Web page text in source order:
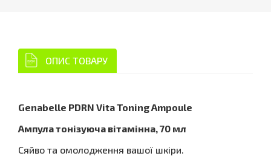
ОПИС ТОВАРУ
Genabelle PDRN Vita Toning Ampoule
Ампула тонізуюча вітамінна, 70 мл
Сяйво та омолодження вашої шкіри.